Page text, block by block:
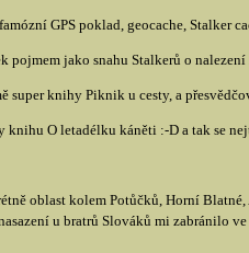
GPS poklad, geocache, Stalker
pojmem jako snahu Stalkerů o
super knihy Piknik u cesty, a
knihu O letadélku káněti :-D a tak se
oblast kolem Potůčků, Horní
u bratrů Slováků mi zabránilo